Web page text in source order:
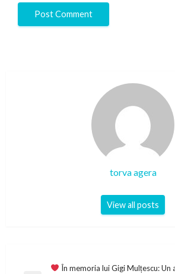
torva agera
View all posts
În memoria lui Gigi Mulțescu: Un